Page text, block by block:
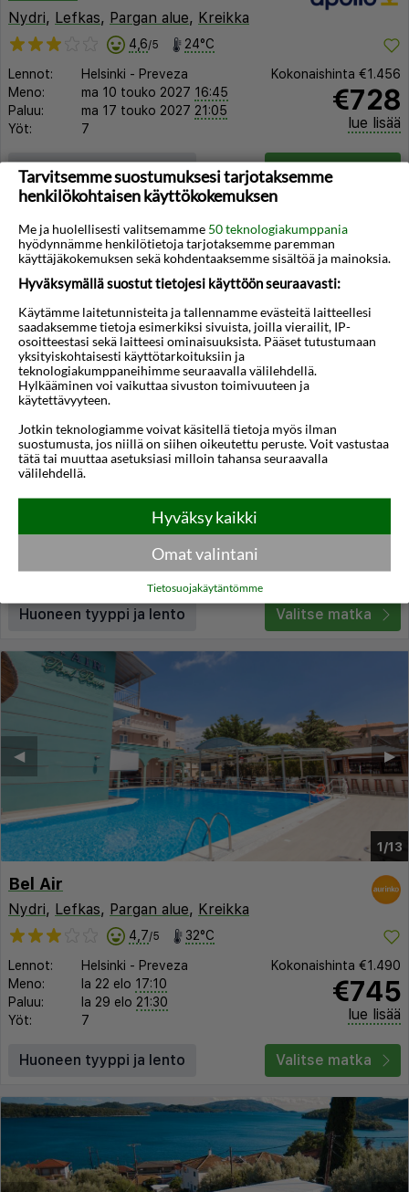
Nydri, Lefkas, Pargan alue, Kreikka
4,6/5 24°C
Lennot: Helsinki - Preveza
Meno:
ma 10 touko 2027 16:45
Paluu:
ma 17 touko 2027 21:05
Yöt:
7
Kokonaishinta €1.456
€728
lue lisää
Huoneen tyyppi ja lento Valitse matka
◀︎
Athos
Nydri,Lefkas,Pargan alue,Kreikka
Preveza
Meno:
la 22 elo 17:10
21:30
Yöt:
7
€745
lue lisää
Huoneen tyyppi ja lento Valitse matka
1/13
▶︎
◀︎
Bel Air
Nydri, Lefkas, Pargan alue, Kreikka
4,7/5 32°C
Lennot: Helsinki - Preveza
Meno:
la 22 elo 17:10
Paluu:
la 29 elo 21:30
Yöt:
7
Kokonaishinta €1.490
€745
lue lisää
Huoneen tyyppi ja lento Valitse matka
Tarvitsemme suostumuksesi tarjotaksemme
henkilökohtaisen käyttökokemuksen
Me ja huolellisesti valitsemamme 50 teknologiakumppania
hyödynnämme henkilötietoja tarjotaksemme paremman
käyttäjäkokemuksen sekä kohdentaaksemme sisältöä ja mainoksia.
Hyväksymällä suostut tietojesi käyttöön seuraavasti:
Käytämme laitetunnisteita ja tallennamme evästeitä laitteellesi
saadaksemme tietoja esimerkiksi sivuista, joilla vierailit, IP-
osoitteestasi sekä laitteesi ominaisuuksista. Pääset tutustumaan
yksityiskohtaisesti käyttötarkoituksiin ja
teknologiakumppaneihimme seuraavalla välilehdellä.
Hylkääminen voi vaikuttaa sivuston toimivuuteen ja
käytettävyyteen.
Jotkin teknologiamme voivat käsitellä tietoja myös ilman
suostumusta, jos niillä on siihen oikeutettu peruste. Voit vastustaa
tätä tai muuttaa asetuksiasi milloin tahansa seuraavalla
välilehdellä.
Hyväksy kaikki
Omat valintani
Tietosuojakäytäntömme